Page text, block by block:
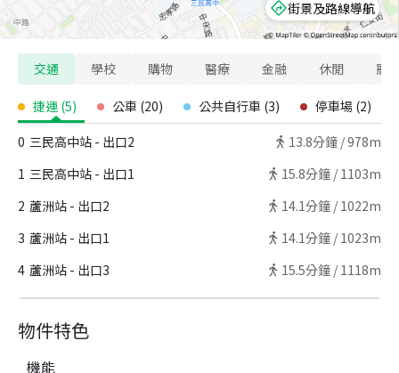
物件特色
機能
街景及路線導航
交通 學校 購物 醫療 金融 休閒 寵
捷運 (5) 公車 (20) 公共自行車 (3) 停車場 (2)
0 三民高中站 - 出口2 13.8分鐘 /978m
1 三民高中站 - 出口1 15.8分鐘 / 1103m
2 蘆洲站 - 出口2 14.1分鐘 / 1022m
3 蘆洲站 - 出口1 14.1分鐘 / 1023m
4 蘆洲站 - 出口3 15.5分鐘 / 1118m